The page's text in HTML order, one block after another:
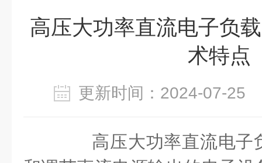
高压大功率直流电子负
术特点
更新时间：2024-07-
高压大功率直流电子